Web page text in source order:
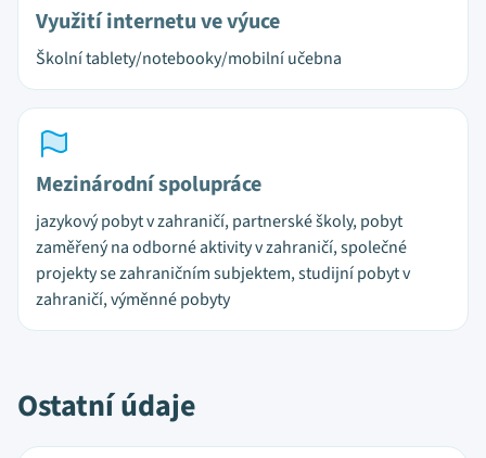
Využití internetu ve výuce
Školní tablety/notebooky/mobilní učebna
Mezinárodní spolupráce
jazykový pobyt v zahraničí, partnerské školy, pobyt
zaměřený na odborné aktivity v zahraničí, společné
projekty se zahraničním subjektem, studijní pobyt v
zahraničí, výměnné pobyty
Ostatní údaje